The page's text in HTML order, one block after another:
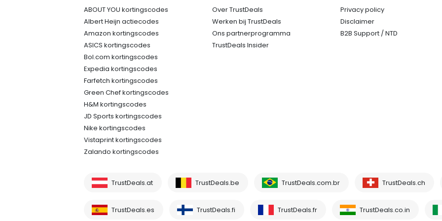
ABOUT YOU kortingscodes
Albert Heijn actiecodes
Amazon kortingscodes
ASICS kortingscodes
Bol.com kortingscodes
Expedia kortingscodes
Farfetch kortingscodes
Green Chef kortingscodes
H&M kortingscodes
JD Sports kortingscodes
Nike kortingscodes
Vistaprint kortingscodes
Zalando kortingscodes
Over TrustDeals
Werken bij TrustDeals
Ons partnerprogramma
TrustDeals Insider
Privacy policy
Disclaimer
B2B Support / NTD
TrustDeals.at TrustDeals.be TrustDeals.com.br TrustDeals.ch
TrustDeals.es TrustDeals.fi TrustDeals.fr TrustDeals.co.in